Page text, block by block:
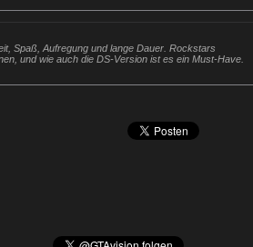
Spaß, Aufregung und lange Dauer. Rockstars
und wie auch die DS-Version ist es ein Must-Have.